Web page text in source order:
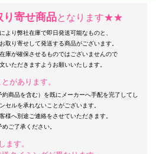
り寄せ商品となります★★
より弊社在庫で即日発送可能なものと、
取り寄せして発送する商品がございます。
庫が確保させるものではございませんので
があります。
商品を含む）を既にメーカーへ手配を完了してし
セルを承れないことがございます。
様へ別途ご連絡をさせていただきます。
す。